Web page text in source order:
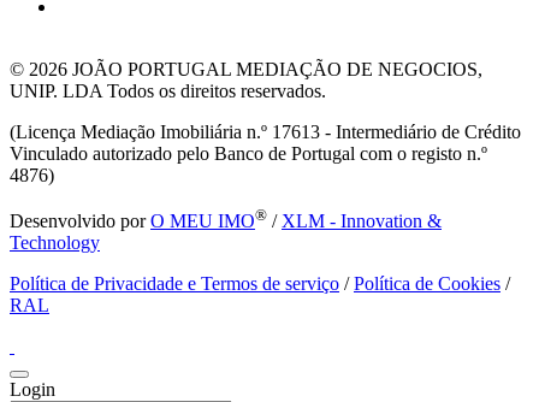
© 2026 JOÃO PORTUGAL MEDIAÇÃO DE NEGOCIOS,
UNIP. LDA Todos os direitos reservados.
(Licença Mediação Imobiliária n.º 17613 - Intermediário de Crédito
Vinculado autorizado pelo Banco de Portugal com o registo n.º
4876)
Desenvolvido porO MEU IMO® / XLM - Innovation &
Technology
Política de Privacidade e Termos de serviço /Política de Cookies /
RAL
Login